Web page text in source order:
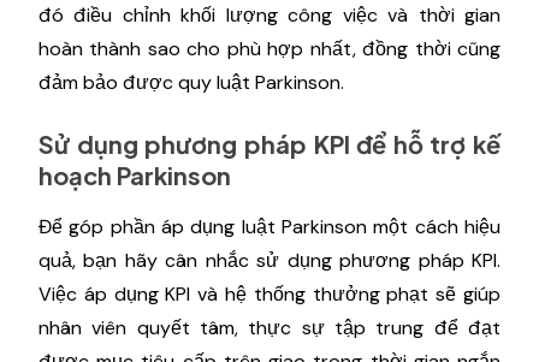
đó điều chỉnh khối lượng công việc và thời gian
hoàn thành sao cho phù hợp nhất, đồng thời cũng
đảm bảo được quy luật Parkinson.
Sử dụng phương pháp KPI để hỗ trợ kế
hoạch Parkinson
Để góp phần áp dụng luật Parkinson một cách hiệu
quả, bạn hãy cân nhắc sử dụng phương pháp KPI.
Việc áp dụng KPI và hệ thống thưởng phạt sẽ giúp
nhân viên quyết tâm, thực sự tập trung để đạt